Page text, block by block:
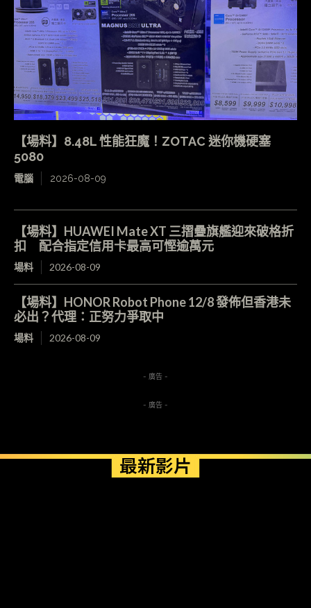
【場料】8.48L 性能狂魔！ZOTAC 迷你機硬塞
5080
電腦 2026-08-09
【場料】HUAWEI Mate XT 三摺疊旗艦迎來破格折
扣 配合指定信用卡最高可慳逾萬元
場料 2026-08-09
【場料】HONOR Robot Phone 12/8 發佈但香港未
必出？代理：正努力爭取中
場料 2026-08-09
- 廣告 -
- 廣告 -
最新影片